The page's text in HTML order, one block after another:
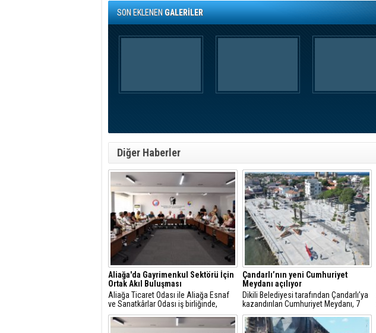
SON EKLENENGALERİLER
Diğer Haberler
Aliağa'da Gayrimenkul Sektörü İçin
Ortak Akıl Buluşması
Aliağa Ticaret Odası ile Aliağa Esnaf
ve Sanatkârlar Odası iş birliğinde,
ilçede faaliyet gösteren gayrimenkul
danışmanlarıyla sektörel istişare
toplantısı gerçekleştirildi.
Çandarlı’nın yeni Cumhuriyet
Meydanı açılıyor
Dikili Belediyesi tarafından Çandarlı’ya
kazandırılan Cumhuriyet Meydanı, 7
Ağustos Cuma günü düzenlenecek
görkemli bir törenle hizmete açılıyor.